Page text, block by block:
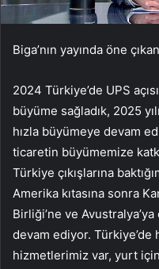
Biga’nın yayında öne
2024 Türkiye’de UPS
büyüme sağladık, 2025
hızla büyümeye devam
ticaretin büyümemize
Türkiye çıkışlarına
Amerika kıtasına sonra
Birliği’ne ve
devam ediyor. Türkiye’de
hizmetlerimiz var, yurt